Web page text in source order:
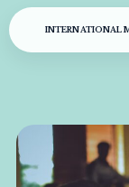
INTERNATIONAL